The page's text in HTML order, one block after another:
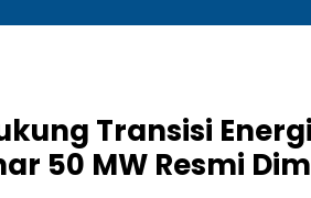
Transisi
50 MW Resmi